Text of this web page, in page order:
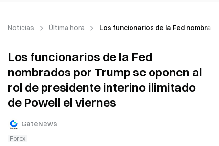
Noticias Última hora Los funcionarios de la Fed
Los funcionarios de la Fed
nombrados por Trump se oponen al
rol de presidente interino ilimitado
de Powell el viernes
GateNews
Forex